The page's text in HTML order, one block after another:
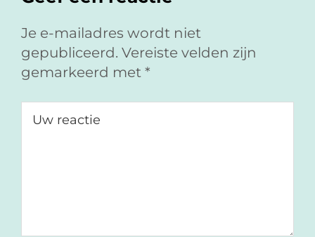
b
k
e
n
Je e-mailadres wordt niet
gepubliceerd. Vereiste velden zijn
gemarkeerd met *